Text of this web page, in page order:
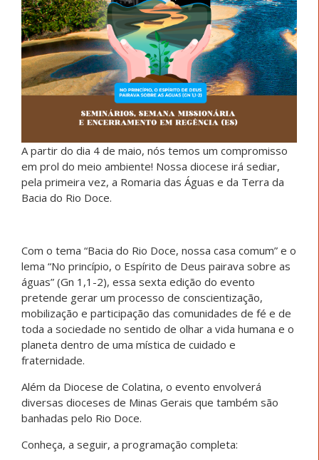
A partir do dia 4 de maio, nós temos um compromisso
em prol do meio ambiente! Nossa diocese irá sediar,
pela primeira vez, a Romaria das Águas e da Terra da
Bacia do Rio Doce.
Com o tema “Bacia do Rio Doce, nossa casa comum” e o
lema “No princípio, o Espírito de Deus pairava sobre as
águas” (Gn 1,1-2), essa sexta edição do evento
pretende gerar um processo de conscientização,
mobilização e participação das comunidades de fé e de
toda a sociedade no sentido de olhar a vida humana e o
planeta dentro de uma mística de cuidado e
fraternidade.
Além da Diocese de Colatina, o evento envolverá
diversas dioceses de Minas Gerais que também são
banhadas pelo Rio Doce.
Conheça, a seguir, a programação completa: